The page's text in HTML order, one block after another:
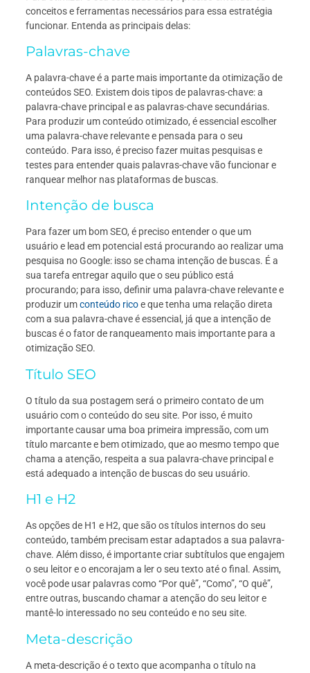
conceitos e ferramentas necessários para essa estratégia
funcionar. Entenda as principais delas:
Palavras-chave
A palavra-chave é a parte mais importante da otimização de
conteúdos SEO. Existem dois tipos de palavras-chave: a
palavra-chave principal e as palavras-chave secundárias.
Para produzir um conteúdo otimizado, é essencial escolher
uma palavra-chave relevante e pensada para o seu
conteúdo. Para isso, é preciso fazer muitas pesquisas e
testes para entender quais palavras-chave vão funcionar e
ranquear melhor nas plataformas de buscas.
Intenção de busca
Para fazer um bom SEO, é preciso entender o que um
usuário e lead em potencial está procurando ao realizar uma
pesquisa no Google: isso se chama intenção de buscas. É a
sua tarefa entregar aquilo que o seu público está
procurando; para isso, definir uma palavra-chave relevante e
produzir umconteúdo ricoe que tenha uma relação direta
com a sua palavra-chave é essencial, já que a intenção de
buscas é o fator de ranqueamento mais importante para a
otimização SEO.
Título SEO
O título da sua postagem será o primeiro contato de um
usuário com o conteúdo do seu site. Por isso, é muito
importante causar uma boa primeira impressão, com um
título marcante e bem otimizado, que ao mesmo tempo que
chama a atenção, respeita a sua palavra-chave principal e
está adequado a intenção de buscas do seu usuário.
H1 e H2
As opções de H1 e H2, que são os títulos internos do seu
conteúdo, também precisam estar adaptados a sua palavra-
chave. Além disso, é importante criar subtítulos que engajem
o seu leitor e o encorajam a ler o seu texto até o final. Assim,
você pode usar palavras como “Por quê”, “Como”, “O quê”,
entre outras, buscando chamar a atenção do seu leitor e
mantê-lo interessado no seu conteúdo e no seu site.
Meta-descrição
A meta-descrição é o texto que acompanha o título na